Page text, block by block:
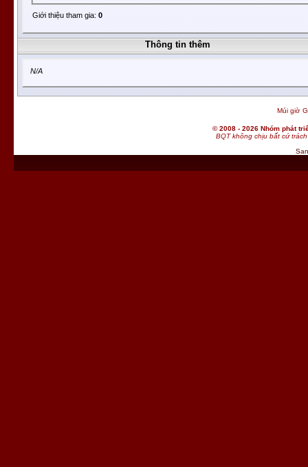
Giới thiệu tham gia: 0
Thông tin thêm
N/A
Múi giờ
© 2008 - 2026 Nhóm phát
BQT không chịu bất cứ